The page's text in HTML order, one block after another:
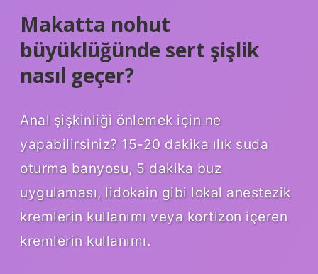
Makatta nohut
büyüklüğünde sert şişlik
nasıl geçer?
Anal şişkinliği önlemek için ne
yapabilirsiniz? 15-20 dakika ılık suda
oturma banyosu, 5 dakika buz
uygulaması, lidokain gibi lokal anestezik
kremlerin kullanımı veya kortizon içeren
kremlerin kullanımı.